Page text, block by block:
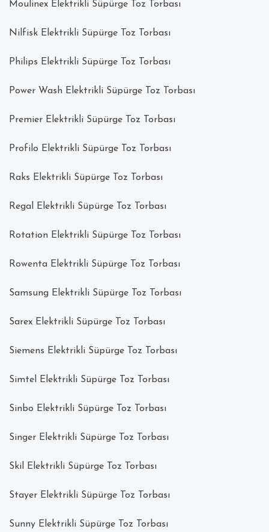
Moulinex Elektrikli Süpürge Toz Torbası
Nilfisk Elektrikli Süpürge Toz Torbası
Philips Elektrikli Süpürge Toz Torbası
Power Wash Elektrikli Süpürge Toz Torbası
Premier Elektrikli Süpürge Toz Torbası
Profilo Elektrikli Süpürge Toz Torbası
Raks Elektrikli Süpürge Toz Torbası
Regal Elektrikli Süpürge Toz Torbası
Rotation Elektrikli Süpürge Toz Torbası
Rowenta Elektrikli Süpürge Toz Torbası
Samsung Elektrikli Süpürge Toz Torbası
Sarex Elektrikli Süpürge Toz Torbası
Siemens Elektrikli Süpürge Toz Torbası
Simtel Elektrikli Süpürge Toz Torbası
Sinbo Elektrikli Süpürge Toz Torbası
Singer Elektrikli Süpürge Toz Torbası
Skil Elektrikli Süpürge Toz Torbası
Stayer Elektrikli Süpürge Toz Torbası
Sunny Elektrikli Süpürge Toz Torbası